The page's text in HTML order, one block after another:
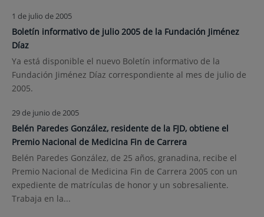
1 de julio de 2005
Boletín informativo de julio 2005 de la Fundación Jiménez
Díaz
Ya está disponible el nuevo Boletín informativo de la
Fundación Jiménez Díaz correspondiente al mes de julio de
2005.
29 de junio de 2005
Belén Paredes González, residente de la FJD, obtiene el
Premio Nacional de Medicina Fin de Carrera
Belén Paredes González, de 25 años, granadina, recibe el
Premio Nacional de Medicina Fin de Carrera 2005 con un
expediente de matrículas de honor y un sobresaliente.
Trabaja en la...